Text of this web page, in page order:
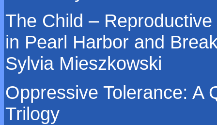
The Child –
in Pearl Harbor and
Sylvia Mieszkowski
Oppressive Tolerance: A
Trilogy